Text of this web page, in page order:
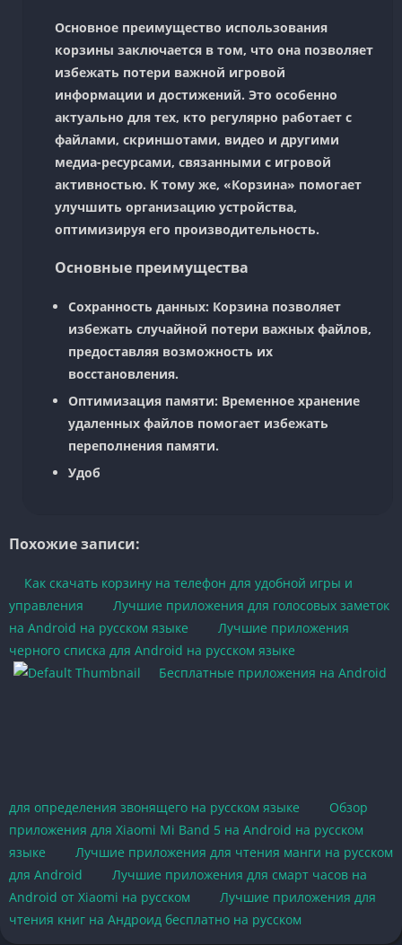
Основное преимущество использования
корзины заключается в том, что она позволяет
избежать потери важной игровой
информации и достижений. Это особенно
актуально для тех, кто регулярно работает с
файлами, скриншотами, видео и другими
медиа-ресурсами, связанными с игровой
активностью. К тому же, «Корзина» помогает
улучшить организацию устройства,
оптимизируя его производительность.
Основные преимущества
Сохранность данных: Корзина позволяет
избежать случайной потери важных файлов,
предоставляя возможность их
восстановления.
Оптимизация памяти: Временное хранение
удаленных файлов помогает избежать
переполнения памяти.
Удоб
Похожие записи:
Как скачать корзину на телефон для удобной игры и
управления
Лучшие приложения для голосовых заметок
на Android на русском языке
Лучшие приложения
черного списка для Android на русском языке
Бесплатные приложения на Android
для определения звонящего на русском языке
Обзор
приложения для Xiaomi Mi Band 5 на Android на русском
языке
Лучшие приложения для чтения манги на русском
для Android
Лучшие приложения для смарт часов на
Android от Xiaomi на русском
Лучшие приложения для
чтения книг на Андроид бесплатно на русском